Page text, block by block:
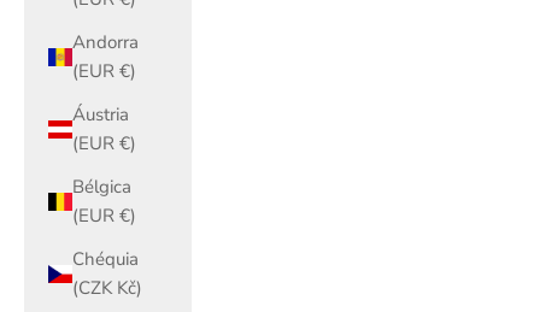
Andorra
(EUR €)
Áustria
(EUR €)
Bélgica
(EUR €)
Chéquia
(CZK Kč)